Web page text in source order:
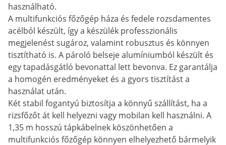
használható.
A multifunkciós főzőgép háza és fedele rozsdamentes
acélból készült, így a készülék professzionális
megjelenést sugároz, valamint robusztus és könnyen
tisztítható is. A pároló belseje alumíniumból készült és
egy tapadásgátló bevonattal lett bevonva. Ez garantálja
a homogén eredményeket és a gyors tisztítást a
használat után.
Két stabil fogantyú biztosítja a könnyű szállítást, ha a
rizsfőzőt át kell helyezni vagy mobilan kell használni. A
1,35 m hosszú tápkábelnek köszönhetően a
multifunkciós főzőgép könnyen elhelyezhető bármelyik